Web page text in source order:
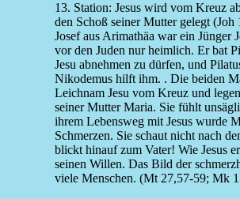
13. Station: Jesus wird vom Kreuz
den Schoß seiner Mutter gelegt (Joh
Josef aus Arimathäa war ein Jünger
vor den Juden nur heimlich. Er bat
Jesu abnehmen zu dürfen, und
Nikodemus hilft ihm. . Die beiden
Leichnam Jesu vom Kreuz und
seiner Mutter Maria. Sie fühlt
ihrem Lebensweg mit Jesus wurde
Schmerzen. Sie schaut nicht nach
blickt hinauf zum Vater! Wie Jesus
seinen Willen. Das Bild der
viele Menschen. (Mt 27,57-59; Mk